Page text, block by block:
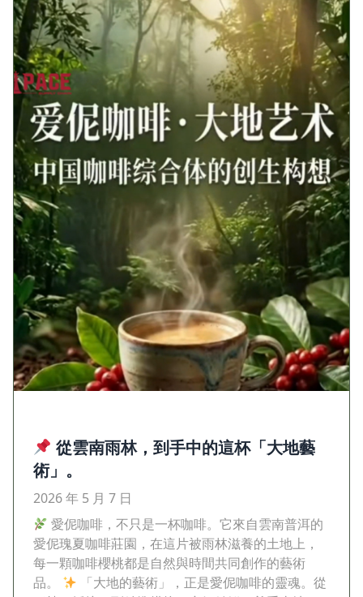
從雲南雨林，到手中的這杯「大地藝
術」。
2026 年 5 月 7 日
愛伲咖啡，不只是一杯咖啡。它來自雲南普洱的
愛伲瑰夏咖啡莊園，在這片被雨林滋養的土地上，
每一顆咖啡櫻桃都是自然與時間共同創作的藝術
品。
「大地的藝術」，正是愛伲咖啡的靈魂。從